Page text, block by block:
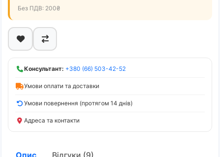
Без ПДВ: 200₴
Консультант: +380 (66) 503-42-52
Умови оплати та доставки
Умови повернення (протягом 14 днів)
Адреса та контакти
Опис Відгуки (9)